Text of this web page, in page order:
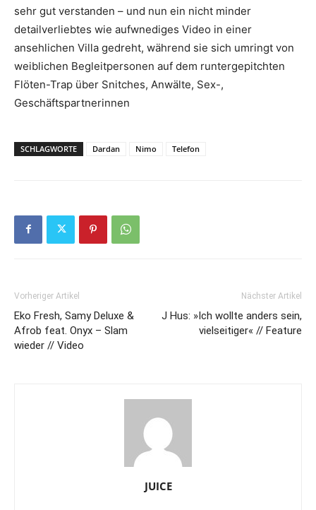
sehr gut verstanden – und nun ein nicht minder
detailverliebtes wie aufwnediges Video in einer
ansehlichen Villa gedreht, während sie sich umringt von
weiblichen Begleitpersonen auf dem runtergepitchten
Flöten-Trap über Snitches, Anwälte, Sex-,
Geschäftspartnerinnen
SCHLAGWORTE Dardan Nimo Telefon
Vorheriger Artikel
Eko Fresh, Samy Deluxe &
Afrob feat. Onyx – Slam
wieder // Video
Nächster Artikel
J Hus: »Ich wollte anders sein,
vielseitiger« // Feature
JUICE